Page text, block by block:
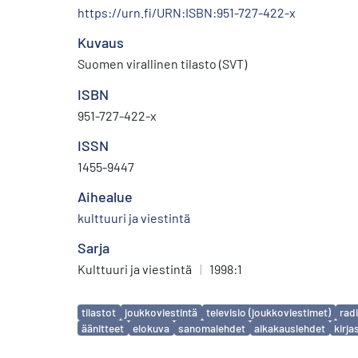
https://urn.fi/URN:ISBN:951-727-422-x
Kuvaus
Suomen virallinen tilasto (SVT)
ISBN
951-727-422-x
ISSN
1455-9447
Aihealue
kulttuuri ja viestintä
Sarja
Kulttuuri ja viestintä | 1998:1
Avainsanat
tilastot joukkoviestintä televisio (joukkoviestimet)
äänitteet
elokuva sanomalehdet aikakauslehdet